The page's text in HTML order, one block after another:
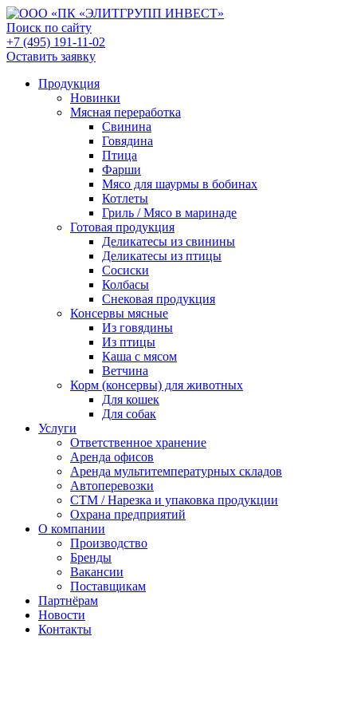
Поиск по сайту
+7 (495) 191-11-02
Оставить заявку
Продукция
Новинки
Мясная переработка
Свинина
Говядина
Птица
Фарши
Мясо для шаурмы в бобинах
Котлеты
Гриль / Мясо в маринаде
Готовая продукция
Деликатесы из свинины
Деликатесы из птицы
Сосиски
Колбасы
Снековая продукция
Консервы мясные
Из говядины
Из птицы
Каша с мясом
Ветчина
Корм (консервы) для животных
Для кошек
Для собак
Услуги
Ответственное хранение
Аренда офисов
Аренда мультитемпературных складов
Автоперевозки
СТМ / Нарезка и упаковка продукции
Охрана предприятий
О компании
Производство
Бренды
Вакансии
Поставщикам
Партнёрам
Новости
Контакты